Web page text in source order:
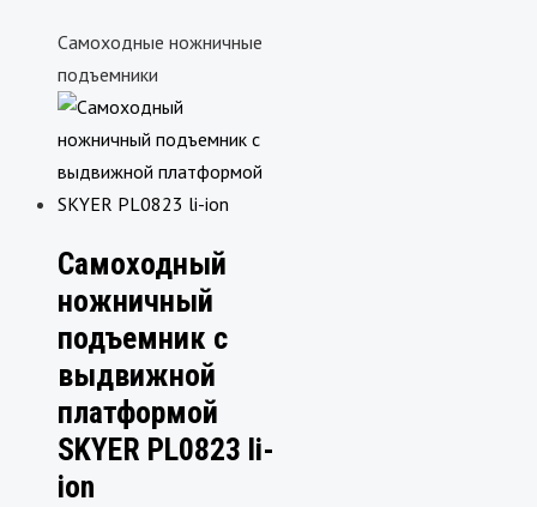
Самоходные ножничные
подъемники
Самоходный
ножничный
подъемник с
выдвижной
платформой
SKYER PL0823 li-
ion